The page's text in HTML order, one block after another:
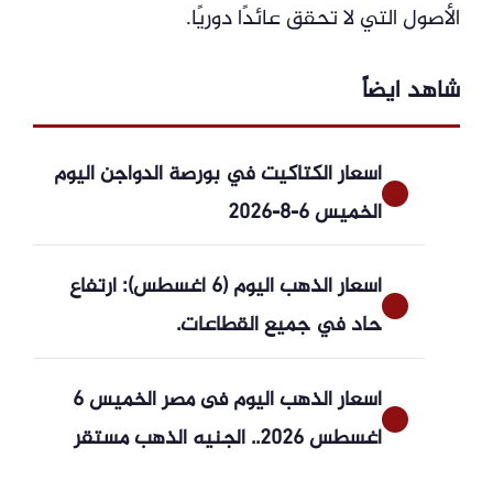
الأصول التي لا تحقق عائدًا دوريًا.
شاهد ايضاً
أسعار الكتاكيت في بورصة الدواجن اليوم
الخميس 6-8-2026
أسعار الذهب اليوم (6 أغسطس): ارتفاع
حاد في جميع القطاعات.
أسعار الذهب اليوم فى مصر الخميس 6
أغسطس 2026.. الجنيه الذهب مستقر